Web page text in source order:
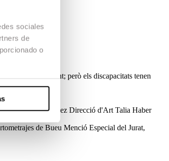
sociales
de
o
profundament; però els discapacitats tenen
Jordi Hernández Direcció d'Art Talia Haber
de Bueu Menció Especial del Jurat,